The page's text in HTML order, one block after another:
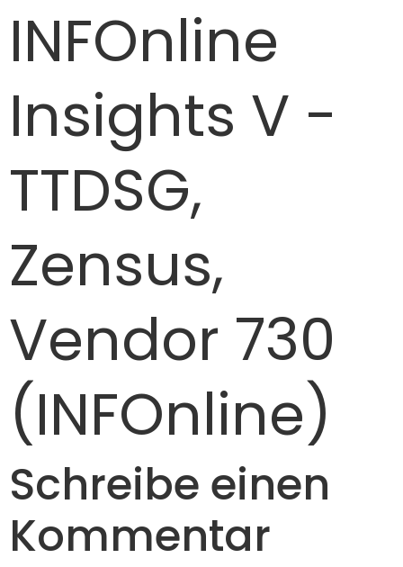
INFOnline
Insights V -
TTDSG,
Zensus,
Vendor 730
(INFOnline)
Schreibe einen
Kommentar